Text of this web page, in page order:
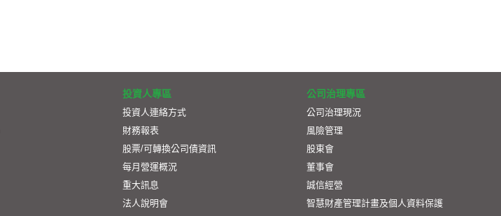
投資人專區
投資人連絡方式
財務報表
股票/可轉換公司債資訊
每月營運概況
重大訊息
法人說明會
公司治理專區
公司治理現況
風險管理
股東會
董事會
誠信經營
智慧財產管理計畫及個人資料保護